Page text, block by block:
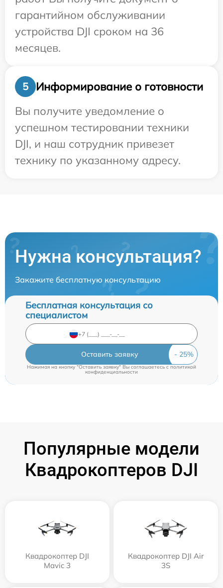
гарантийном обслуживании
устройства DJI сроком на 36
месяцев.
5
Информирование о готовности
Вы получите уведомление о
успешном тестировании техники
DJI, и наш сотрудник привезет
технику по указанному адресу.
Нужна консультация?
Закажите бесплатную консультацию
Бесплатная консультация со
специалистом
Оставить заявку
Нажимая на кнопку "Оставить заявку" Вы соглашаетесь c политикой
конфиденциальности
Популярные модели
Квадрокоптеров DJI
Квадрокоптер DJI
Mavic 3
Квадрокоптер DJI Air
3S